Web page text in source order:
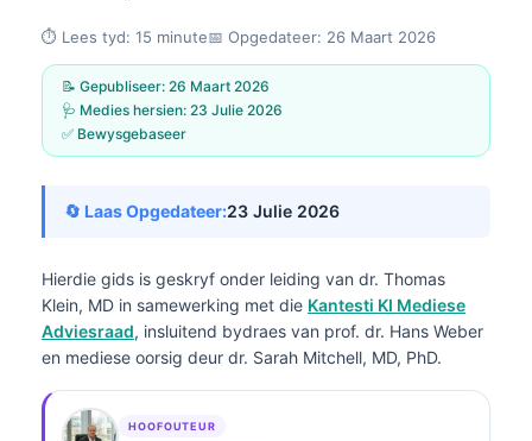
⏱️ Lees tyd: 15 minute📅 Opgedateer: 26 Maart 2026
📝 Gepubliseer: 26 Maart 2026
🩺 Medies hersien: 23 Julie 2026
✅ Bewysgebaseer
🔄 Laas Opgedateer:23 Julie 2026
Hierdie gids is geskryf onder leiding van dr. Thomas
Klein, MD in samewerking met die Kantesti KI Mediese
Adviesraad, insluitend bydraes van prof. dr. Hans Weber
en mediese oorsig deur dr. Sarah Mitchell, MD, PhD.
HOOFOUTEUR